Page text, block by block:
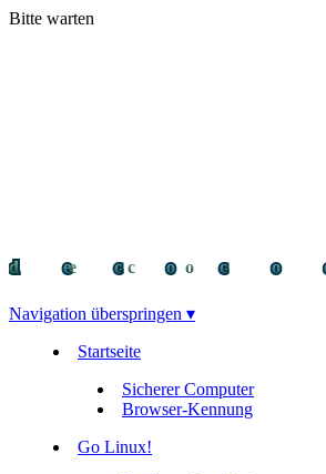
Bitte warten
deco
Navigation überspringen ▾
Startseite
Sicherer Computer
Browser-Kennung
Go Linux!